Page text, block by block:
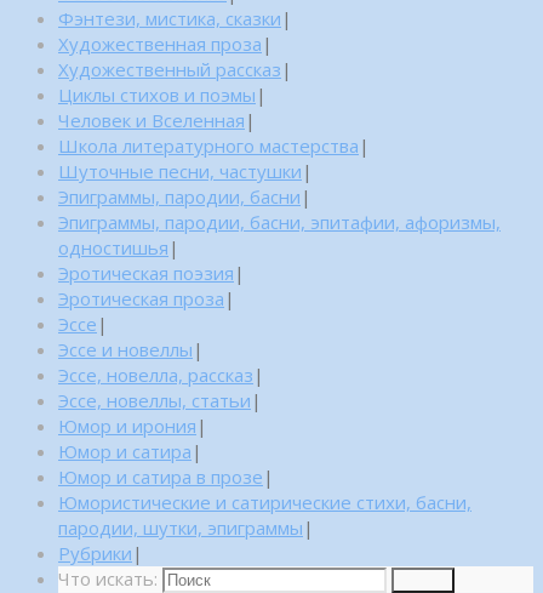
Фэнтези, мистика, сказки |
Художественная проза |
Художественный рассказ |
Циклы стихов и поэмы |
Человек и Вселенная |
Школа литературного мастерства |
Шуточные песни, частушки |
Эпиграммы, пародии, басни |
Эпиграммы, пародии, басни, эпитафии, афоризмы,
одностишья |
Эротическая поэзия |
Эротическая проза |
Эссе |
Эссе и новеллы |
Эссе, новелла, рассказ |
Эссе, новеллы, статьи |
Юмор и ирония |
Юмор и сатира |
Юмор и сатира в прозе |
Юмористические и сатирические стихи, басни,
пародии, шутки, эпиграммы |
Рубрики |
Что искать: